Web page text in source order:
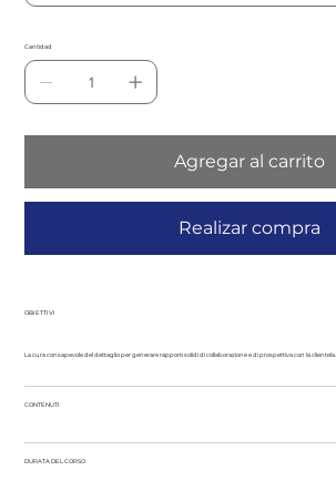
Cantidad
Agregar al carrito
Realizar compra
OBIETTIVI
La cura consapevole del dettaglio per generare rapporti solidi di collaborazione e di prospettiva con la clientela.
CONTENUTI
DURATA DEL CORSO